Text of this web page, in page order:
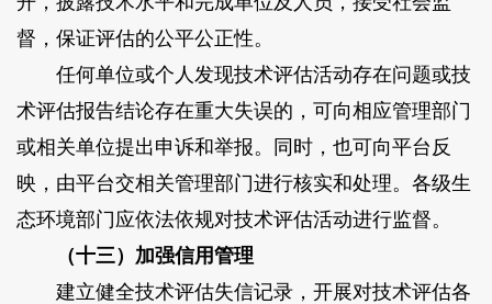
督，保证评估的公平公正性。
任何单位或个人发现技术评估活动存在问题或技
术评估报告结论存在重大失误的，可向相应管理部门
或相关单位提出申诉和举报。同时，也可向平台反
映，由平台交相关管理部门进行核实和处理。各级生
态环境部门应依法依规对技术评估活动进行监督。
（十三）加强信用管理
建立健全技术评估失信记录，开展对技术评估各